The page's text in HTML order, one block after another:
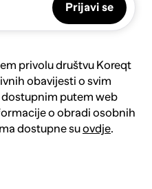
Prijavi se
privolu društvu Koreqt
obavijesti o svim
putem web
o obradi osobnih
dostupne suovdje.